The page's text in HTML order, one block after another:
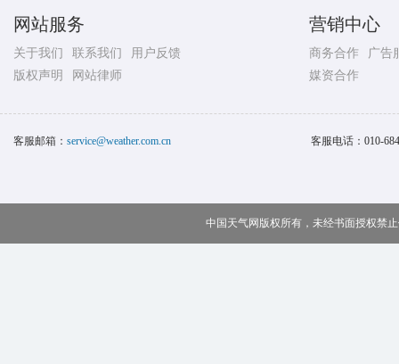
网站服务
关于我们 联系我们
用户反馈
版权声明
网站律师
营销中心
商务合作
广告
媒资合作
客服邮箱： service@weather.com.cn 客服电话： 010-
中国天气网版权所有，未经书面授权